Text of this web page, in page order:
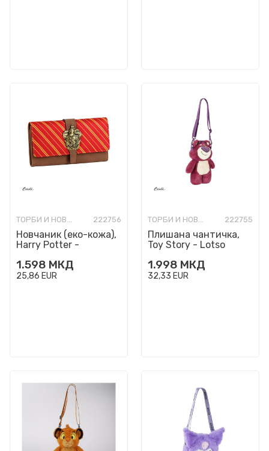
ТОРБИ И НОВЧАНИЦИ МОДНИ 222756
Новчаник (еко-кожа),
Harry Potter -
1.598 МКД
25,86 EUR
ТОРБИ И НОВЧАНИЦИ МОДНИ 222755
Плишана чантичка,
Toy Story - Lotso
1.998 МКД
32,33 EUR